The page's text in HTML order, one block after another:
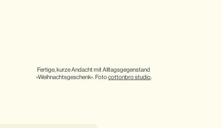
Fertige, kurze Andacht mit Alltagsgegenstand
»Weihnachtsgeschenk«. Foto cottonbro studio.